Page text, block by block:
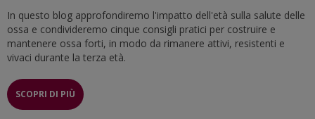
In questo blog approfondiremo l'impatto dell'età sulla salute delle
ossa e condivideremo cinque consigli pratici per costruire e
mantenere ossa forti, in modo da rimanere attivi, resistenti e
vivaci durante la terza età.
SCOPRI DI PIÙ